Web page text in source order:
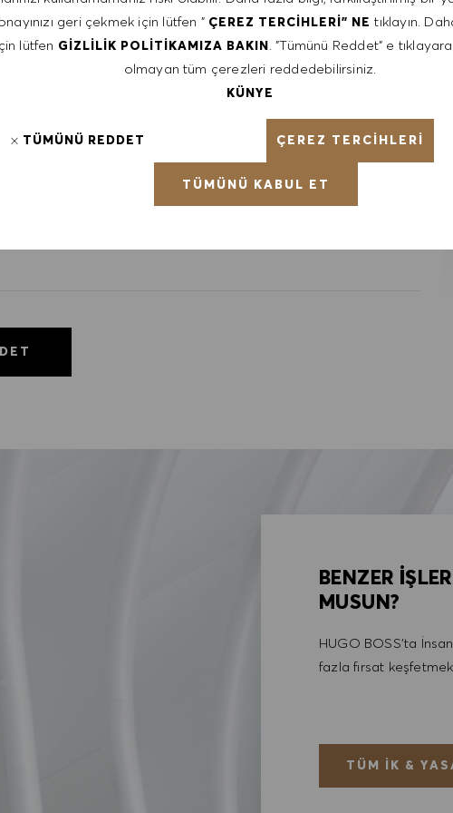
geri çekmek için lütfen " ÇEREZ TERCIHLERI" NE tıklayın.
lütfen GIZLILIK POLITIKAMIZA BAKIN. "Tümünü Reddet" e
olmayan tüm çerezleri reddedebilirsiniz.
KÜNYE
ÇEREZ TERCIHLERI
TÜMÜNÜ REDDET
TÜMÜNÜ KABUL ET
representative of the world at large. Our inclusive culture
We are committed to equal employment opportunity.
helps unleash your full potential and inspires you to thrive.
BENZER
MUSUN?
HUGO BOSS'ta
fazla fırsat
TÜM İK &